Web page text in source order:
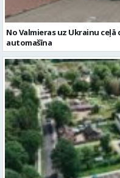
Noslēgusies Semināra ielas